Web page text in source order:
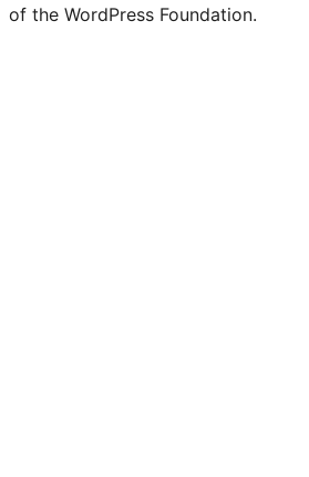
of the WordPress Foundation.